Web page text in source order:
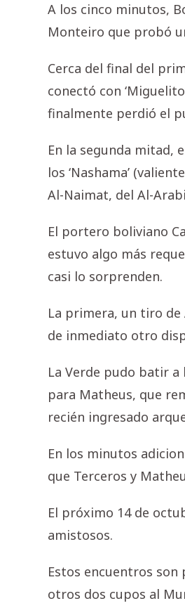
A los cinco minutos,
Monteiro que probó
Cerca del final del
conectó con
finalmente perdió el
En la segunda mitad,
los ‘Nashama’
Al-Naimat, del Al-
El portero boliviano
estuvo algo más
casi lo sorprenden.
La primera, un tiro de
de inmediato otro
La Verde pudo batir
para Matheus, que
recién ingresado
En los minutos
que Terceros y
El próximo 14 de
amistosos.
Estos encuentros
otros dos cupos al